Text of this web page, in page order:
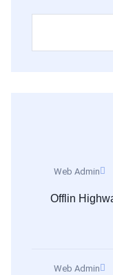
Web Admin
Offlin
Web Admin